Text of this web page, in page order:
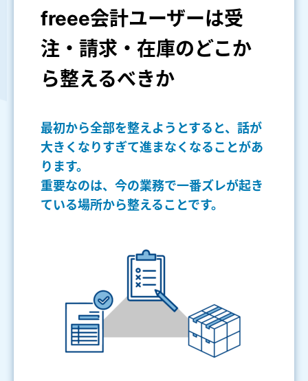
freee会計ユーザーは受
注・請求・在庫のどこか
ら整えるべきか
最初から全部を整えようとすると、話が
大きくなりすぎて進まなくなることがあ
ります。
重要なのは、今の業務で一番ズレが起き
ている場所から整えることです。